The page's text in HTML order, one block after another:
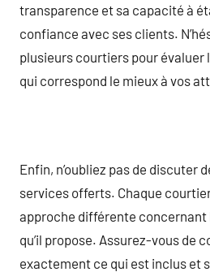
transparence et sa capacité à
confiance avec ses clients.
plusieurs courtiers pour évaluer
qui correspond le mieux à vos
Enfin, n’oubliez pas de discuter
services offerts. Chaque
approche différente concernant
qu’il propose. Assurez-vous de
exactement ce qui est inclus et